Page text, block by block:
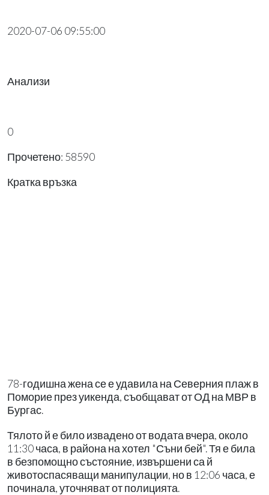
2020-07-06 09:55:00
Анализи
0
Прочетено: 58590
Кратка връзка
78-годишна жена се е удавила на Северния плаж в
Поморие през уикенда, съобщават от ОД на МВР в
Бургас.
Тялото й е било извадено от водата вчера, около
11:30 часа, в района на хотел "Съни бей". Тя е била
в безпомощно състояние, извършени са й
животоспасяващи манипулации, но в 12:06 часа, е
починала, уточняват от полицията.